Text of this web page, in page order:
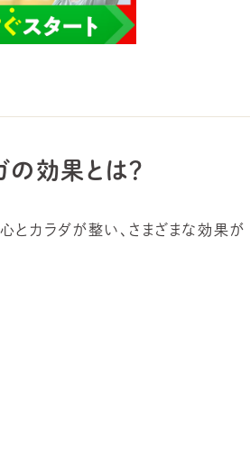
の効果とは？
とカラダが整い、さまざまな効果が